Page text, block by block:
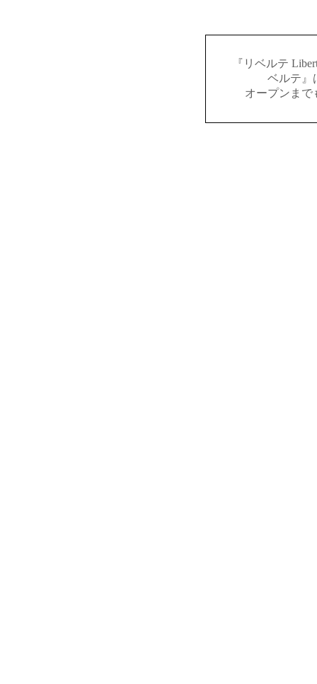
『リベルテ
ベルテ』
オープンまで